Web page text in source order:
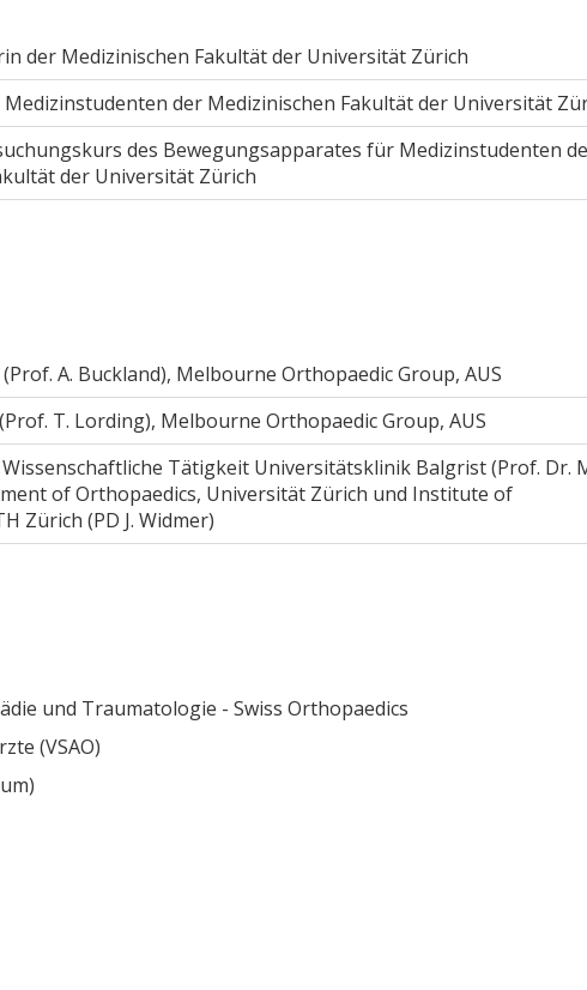
der Medizinischen Fakultät der Universität Zürich
der Medizinischen Fakultät der Universität
des Bewegungsapparates für Medizinstudenten
der Universität Zürich
A. Buckland), Melbourne Orthopaedic Group, AUS
T. Lording), Melbourne Orthopaedic Group, AUS
Wissenschaftliche Tätigkeit Universitätsklinik Balgrist (Prof. Dr.
of Orthopaedics, Universität Zürich und Institute of
Zürich (PD J. Widmer)
und Traumatologie - Swiss Orthopaedics
(VSAO)